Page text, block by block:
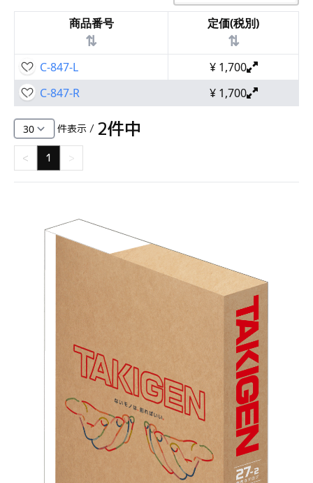
商品番号
⇅
定価(税別)
⇅
C-847-L ¥ 1,700
C-847-R
¥ 1,700
件表示 / 2件中
< 1 >